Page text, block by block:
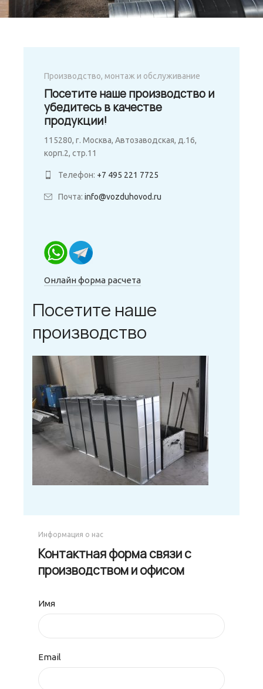
Производство, монтаж и обслуживание
Посетите наше производство и
убедитесь в качестве
продукции!
115280, г. Москва, Автозаводская, д.16,
корп.2, стр.11
Телефон: +7 495 221 7725
Почта: info@vozduhovod.ru
Онлайн форма расчета
Посетите наше
производство
Информация о нас
Контактная форма связи с
производством и офисом
Имя
Email